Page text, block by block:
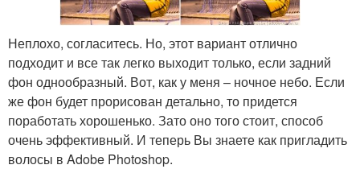
Неплохо, согласитесь. Но, этот вариант отлично
подходит и все так легко выходит только, если задний
фон однообразный. Вот, как у меня – ночное небо. Если
же фон будет прорисован детально, то придется
поработать хорошенько. Зато оно того стоит, способ
очень эффективный. И теперь Вы знаете как пригладить
волосы в Adobe Photoshop.